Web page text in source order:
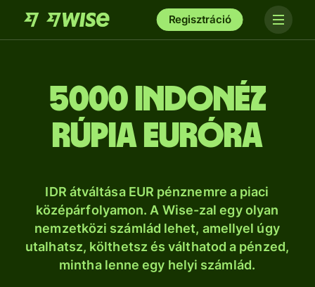
Regisztráció
5000 indonéz
rúpia euróra
IDR átváltása EUR pénznemre a piaci
középárfolyamon. A Wise-zal egy olyan
nemzetközi számlád lehet, amellyel úgy
utalhatsz, költhetsz és válthatod a pénzed,
mintha lenne egy helyi számlád.